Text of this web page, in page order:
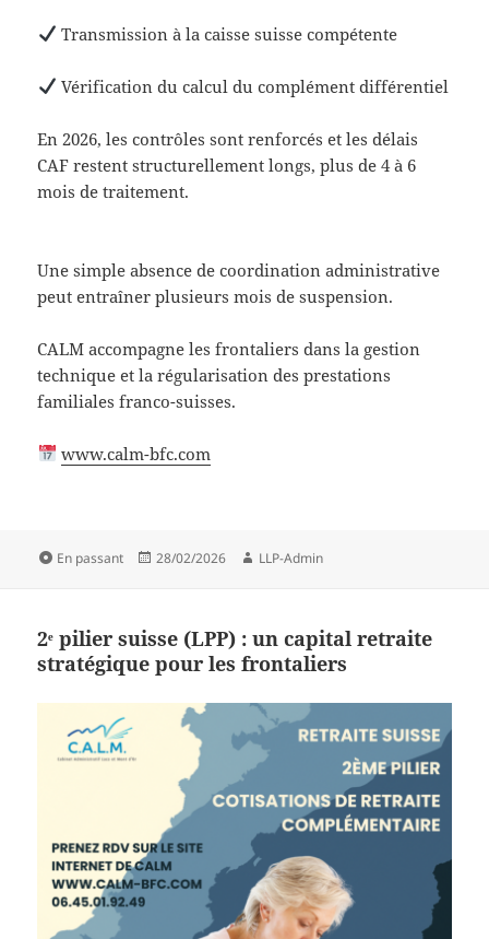
Transmission à la caisse suisse compétente
Vérification du calcul du complément différentiel
En 2026, les contrôles sont renforcés et les délais
CAF restent structurellement longs, plus de 4 à 6
mois de traitement.
Une simple absence de coordination administrative
peut entraîner plusieurs mois de suspension.
CALM accompagne les frontaliers dans la gestion
technique et la régularisation des prestations
familiales franco-suisses.
www.calm-bfc.com
Format
En passant
Publié
28/02/2026 Auteur
LLP-Admin
2ᵉ pilier suisse (LPP) : un capital retraite
stratégique pour les frontaliers